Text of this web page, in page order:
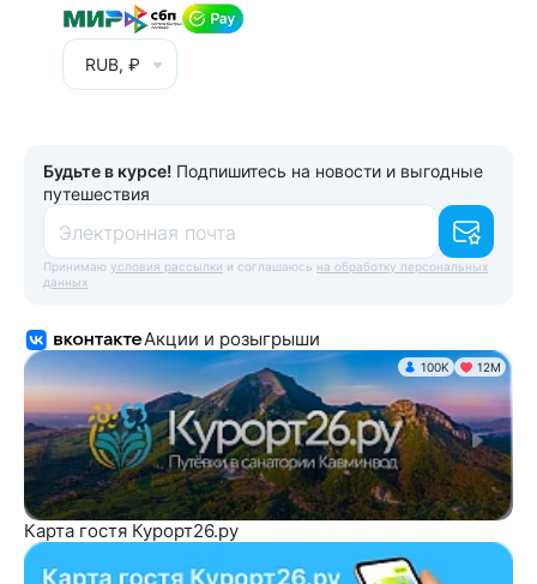
RUB, ₽
Будьте в курсе! Подпишитесь на новости и выгодные
путешествия
Электронная почта
Принимаю условия рассылки и соглашаюсь на обработку персональных
данных
Акции и розыгрыши
100K 12М
Карта гостя Курорт26.ру